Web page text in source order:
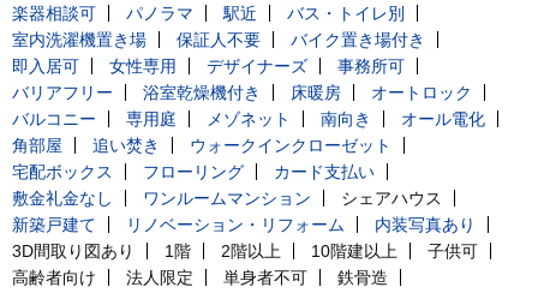
楽器相談可
パノラマ 駅近
バス・トイレ別
室内洗濯機置き場
保証人不要
バイク置き場付き
即入居可
女性専用 デザイナーズ
事務所可
バリアフリー
浴室乾燥機付き 床暖房
オートロック
バルコニー
専用庭 メゾネット 南向き
オール電化
角部屋
追い焚き
ウォークインクローゼット
宅配ボックス
フローリング
カード支払い
敷金礼金なし
ワンルームマンション
シェアハウス
新築戸建て
リノベーション・リフォーム
内装写真あり
3D間取り図あり
1階 2階以上 10階建以上
子供可
高齢者向け
法人限定 単身者不可
鉄骨造